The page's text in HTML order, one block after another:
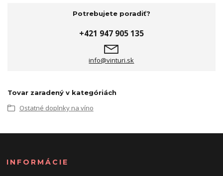
Potrebujete poradiť?
+421 947 905 135
info@vinturi.sk
Tovar zaradený v kategóriách
Ostatné doplnky na víno
INFORMÁCIE